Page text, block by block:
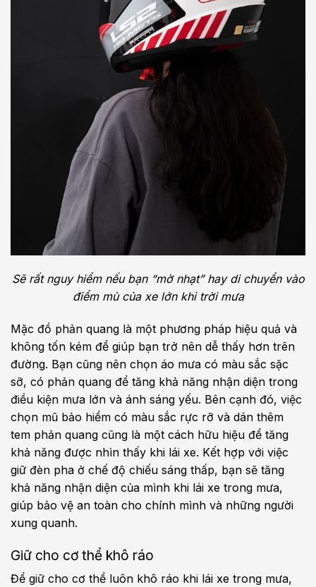
Sẽ rất nguy hiểm nếu bạn “mờ nhạt” hay di chuyển vào
điểm mù của xe lớn khi trời mưa
Mặc đồ phản quang là một phương pháp hiệu quả và
không tốn kém để giúp bạn trở nên dễ thấy hơn trên
đường. Bạn cũng nên chọn áo mưa có màu sắc sặc
sỡ, có phản quang để tăng khả năng nhận diện trong
điều kiện mưa lớn và ánh sáng yếu. Bên cạnh đó, việc
chọn mũ bảo hiểm có màu sắc rực rỡ và dán thêm
tem phản quang cũng là một cách hữu hiệu để tăng
khả năng được nhìn thấy khi lái xe. Kết hợp với việc
giữ đèn pha ở chế độ chiếu sáng thấp, bạn sẽ tăng
khả năng nhận diện của mình khi lái xe trong mưa,
giúp bảo vệ an toàn cho chính mình và những người
xung quanh.
Giữ cho cơ thể khô ráo
Để giữ cho cơ thể luôn khô ráo khi lái xe trong mưa,